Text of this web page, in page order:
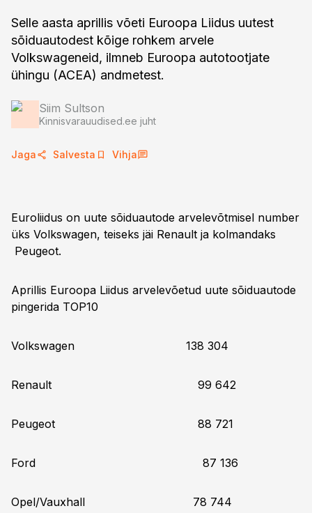
Selle aasta aprillis võeti Euroopa Liidus uutest
sõiduautodest kõige rohkem arvele
Volkswageneid, ilmneb Euroopa autotootjate
ühingu (ACEA) andmetest.
Siim Sultson
Kinnisvarauudised.ee juht
Jaga Salvesta Vihja
Euroliidus on uute sõiduautode arvelevõtmisel number
üks Volkswagen, teiseks jäi Renault ja kolmandaks
Peugeot.
Aprillis Euroopa Liidus arvelevõetud uute sõiduautode
pingerida TOP10
Volkswagen 138 304
Renault 99 642
Peugeot 88 721
Ford 87 136
Opel/Vauxhall 78 744